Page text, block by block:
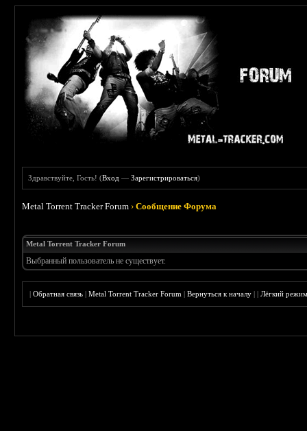
Здравствуйте, Гость! (Вход —Зарегистрироваться)
Metal Torrent Tracker Forum ›Сообщение Форума
Metal Torrent Tracker Forum
Выбранный пользователь не существует.
|Обратная связь |Metal Torrent Tracker Forum |Вернуться к началу ||Лёгкий